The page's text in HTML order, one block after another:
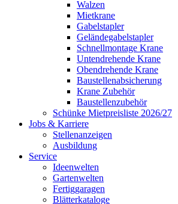
Walzen
Mietkrane
Gabelstapler
Geländegabelstapler
Schnellmontage Krane
Untendrehende Krane
Obendrehende Krane
Baustellenabsicherung
Krane Zubehör
Baustellenzubehör
Schünke Mietpreisliste 2026/27
Jobs & Karriere
Stellenanzeigen
Ausbildung
Service
Ideenwelten
Gartenwelten
Fertiggaragen
Blätterkataloge